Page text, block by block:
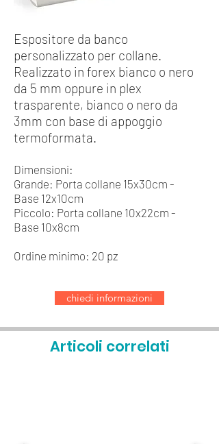
Espositore da banco
personalizzato per collane.
Realizzato in forex bianco o nero
da 5 mm oppure in plex
trasparente, bianco o nero da
3mm con base di appoggio
termoformata.
Dimensioni:
Grande: Porta collane 15x30cm -
Base 12x10cm
Piccolo: Porta collane 10x22cm -
Base 10x8cm
Ordine minimo: 20 pz
chiedi informazioni
Articoli correlati